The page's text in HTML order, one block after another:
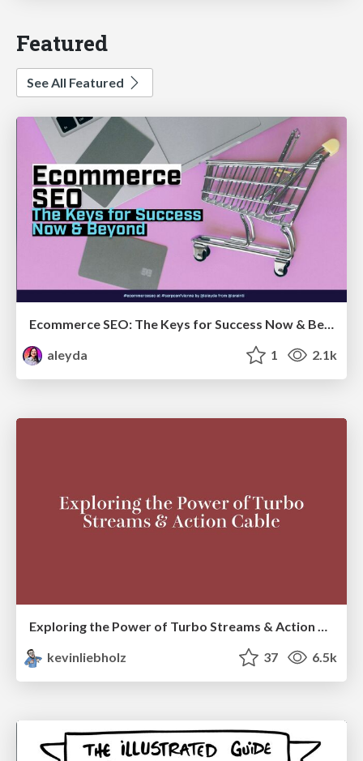
Featured
See All Featured
Ecommerce SEO: The Keys for Success Now & Beyond - #SERPConf2024
aleyda
1 2.1k
Exploring the Power of Turbo Streams & Action Cable | RailsConf2023
kevinliebholz
37 6.5k